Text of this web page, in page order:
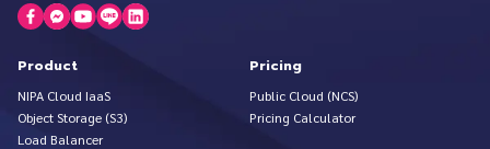
Product
NIPA Cloud IaaS
Object Storage (S3)
Load Balancer
Pricing
Public Cloud (NCS)
Pricing Calculator